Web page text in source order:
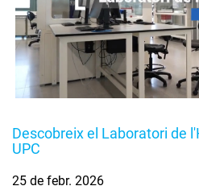
Descobreix el Laboratori de
UPC
25 de febr. 2026